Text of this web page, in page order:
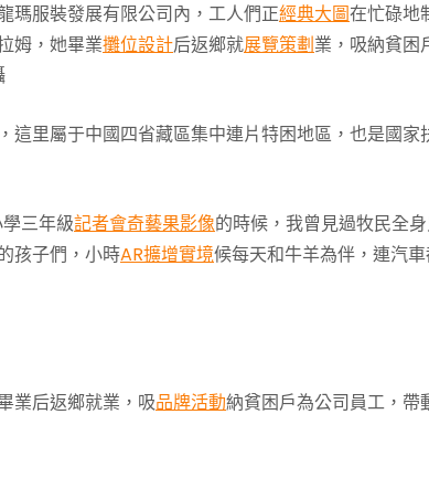
瑪服裝發展有限公司內，工人們正經典大圖在忙碌地
姆，她畢業攤位設計后返鄉就展覽策劃業，吸納貧困
里屬于中國四省藏區集中連片特困地區，也是國家
三年級記者會奇藝果影像的時候，我曾見過牧民全
孩子們，小時AR擴增實境候每天和牛羊為伴，連汽
業后返鄉就業，吸品牌活動納貧困戶為公司員工，帶